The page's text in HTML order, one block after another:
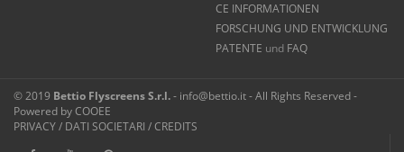
CE INFORMATIONEN
FORSCHUNG UND ENTWICKLUNG
PATENTE und FAQ
© 2019 Bettio Flyscreens S.r.l.- info@bettio.it - All Rights Reserved -
Powered byCOOEE
PRIVACY/ DATI SOCIETARI /CREDITS